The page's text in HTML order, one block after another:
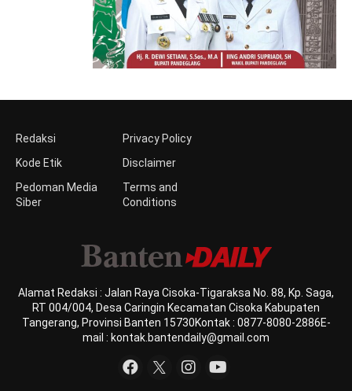
Redaksi
Kode Etik
Pedoman Media
Siber
Privacy Policy
Disclaimer
Terms and
Conditions
Alamat Redaksi : Jalan Raya Cisoka-Tigaraksa No. 88, Kp. Saga,
RT 004/004, Desa Caringin Kecamatan Cisoka Kabupaten
Tangerang, Provinsi Banten 15730Kontak : 0877-8080-2886E-
mail : kontak.bantendaily@gmail.com